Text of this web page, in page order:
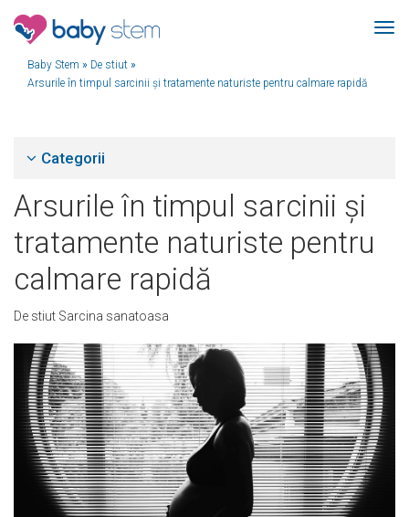
Baby Stem » De stiut »
Arsurile în timpul sarcinii și tratamente naturiste pentru calmare rapidă
Categorii
Arsurile în timpul sarcinii și
tratamente naturiste pentru
calmare rapidă
De stiut Sarcina sanatoasa